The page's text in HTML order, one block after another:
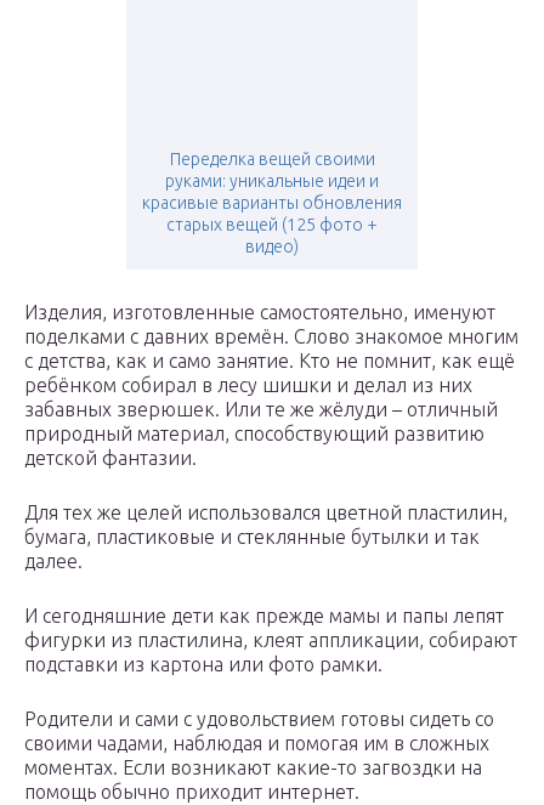
Переделка вещей своими
руками: уникальные идеи и
красивые варианты обновления
старых вещей (125 фото +
видео)
Изделия, изготовленные самостоятельно, именуют
поделками с давних времён. Слово знакомое многим
с детства, как и само занятие. Кто не помнит, как ещё
ребёнком собирал в лесу шишки и делал из них
забавных зверюшек. Или те же жёлуди – отличный
природный материал, способствующий развитию
детской фантазии.
Для тех же целей использовался цветной пластилин,
бумага, пластиковые и стеклянные бутылки и так
далее.
И сегодняшние дети как прежде мамы и папы лепят
фигурки из пластилина, клеят аппликации, собирают
подставки из картона или фото рамки.
Родители и сами с удовольствием готовы сидеть со
своими чадами, наблюдая и помогая им в сложных
моментах. Если возникают какие-то загвоздки на
помощь обычно приходит интернет.